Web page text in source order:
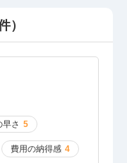
）
早さ 5
費用の納得感 4